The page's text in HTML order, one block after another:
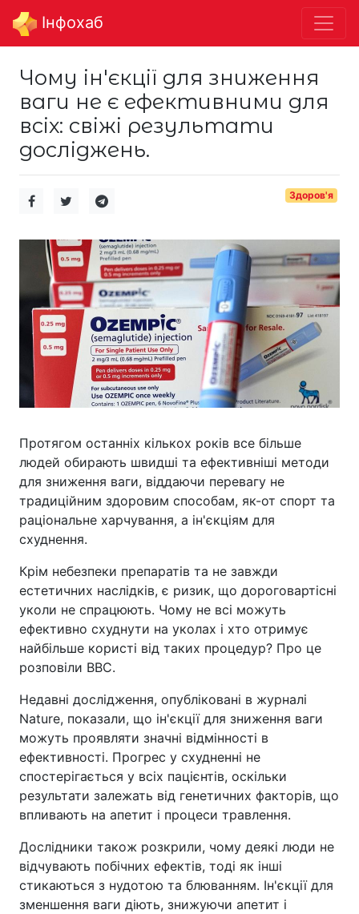
Інфохаб
Чому ін'єкції для зниження
ваги не є ефективними для
всіх: свіжі результати
досліджень.
Здоров'я
Протягом останніх кількох років все більше
людей обирають швидші та ефективніші методи
для зниження ваги, віддаючи перевагу не
традиційним здоровим способам, як-от спорт та
раціональне харчування, а ін'єкціям для
схуднення.
Крім небезпеки препаратів та не завжди
естетичних наслідків, є ризик, що дороговартісні
уколи не спрацюють. Чому не всі можуть
ефективно схуднути на уколах і хто отримує
найбільше користі від таких процедур? Про це
розповіли BBC.
Недавні дослідження, опубліковані в журналі
Nature, показали, що ін'єкції для зниження ваги
можуть проявляти значні відмінності в
ефективності. Прогрес у схудненні не
спостерігається у всіх пацієнтів, оскільки
результати залежать від генетичних факторів, що
впливають на апетит і процеси травлення.
Дослідники також розкрили, чому деякі люди не
відчувають побічних ефектів, тоді як інші
стикаються з нудотою та блюванням. Ін'єкції для
зменшення ваги діють, знижуючи апетит і